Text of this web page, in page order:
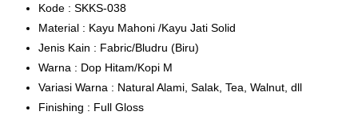
Kode : SKKS-038
Material : Kayu Mahoni /Kayu Jati Solid
Jenis Kain : Fabric/Bludru (Biru)
Warna : Dop Hitam/Kopi M
Variasi Warna : Natural Alami, Salak, Tea, Walnut, dll
Finishing : Full Gloss